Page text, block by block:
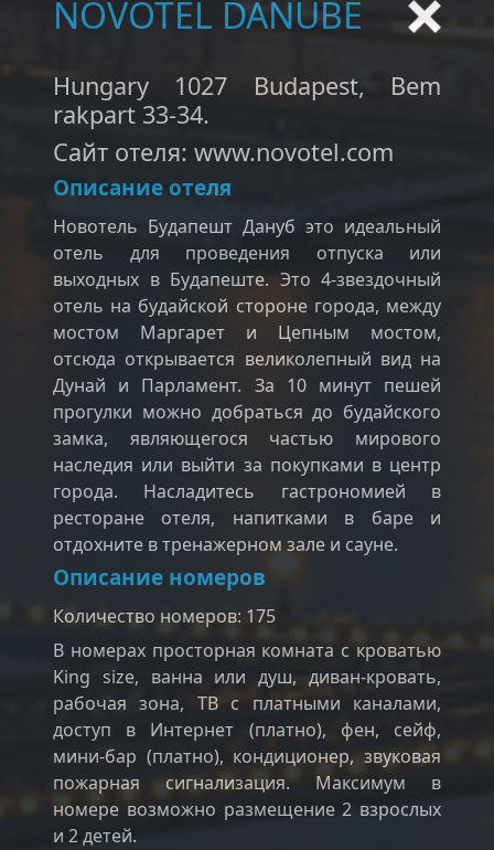
NOVOTEL DANUBE
Hungary 1027 Budapest, Bem
rakpart 33-34.
Сайт отеля: www.novotel.com
Описание отеля
Новотель Будапешт Дануб это идеальный
отель для проведения отпуска или
выходных в Будапеште. Это 4-звездочный
отель на будайской стороне города, между
мостом Маргарет и Цепным мостом,
отсюда открывается великолепный вид на
Дунай и Парламент. За 10 минут пешей
прогулки можно добраться до будайского
замка, являющегося частью мирового
наследия или выйти за покупками в центр
города. Насладитесь гастрономией в
ресторане отеля, напитками в баре и
отдохните в тренажерном зале и сауне.
Описание номеров
Количество номеров: 175
В номерах просторная комната с кроватью
King size, ванна или душ, диван-кровать,
рабочая зона, ТВ с платными каналами,
доступ в Интернет (платно), фен, сейф,
мини-бар (платно), кондиционер, звуковая
пожарная сигнализация. Максимум в
номере возможно размещение 2 взрослых
и 2 детей.